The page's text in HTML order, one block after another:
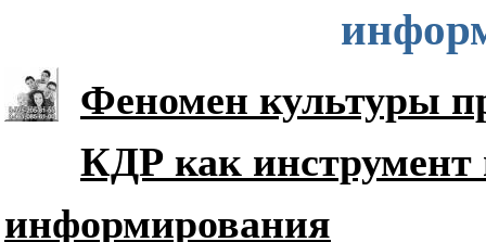
Феномен культуры
КДР как
информирования